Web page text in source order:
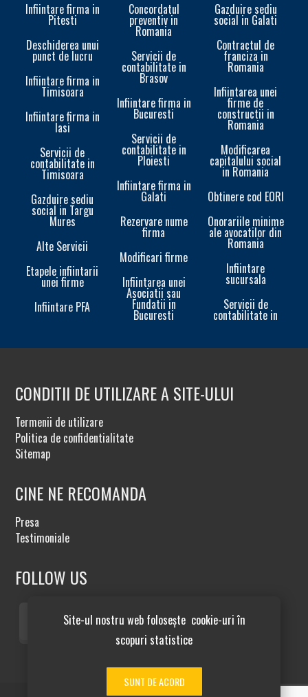
Site-ul nostru web folosește cookie-uri în
scopuri statistice
SUNT DE ACORD
Infiintare firma in
Pitesti
Deschiderea unui
punct de lucru
Infiintare firma in
Timisoara
Infiintare firma in
Iasi
Servicii de
contabilitate in
Timisoara
Gazduire sediu
social in Targu
Mures
Alte Servicii
Etapele infiintarii
unei firme
Infiintare PFA
Concordatul
preventiv in
Romania
Servicii de
contabilitate in
Brasov
Infiintare firma in
Bucuresti
Servicii de
contabilitate in
Ploiesti
Infiintare firma in
Galati
Rezervare nume
firma
Modificari firme
Infiintarea unei
Asociatii sau
Fundatii in
Bucuresti
Gazduire sediu
social in Galati
Contractul de
franciza in
Romania
Infiintarea unei
firme de
constructii in
Romania
Modificarea
capitalului social
in Romania
Obtinere cod EORI
Onorariile minime
ale avocatilor din
Romania
Infiintare
sucursala
Servicii de
contabilitate in
CONDITII DE UTILIZARE A SITE-ULUI
Termenii de utilizare
Politica de confidentialitate
Sitemap
CINE NE RECOMANDA
Presa
Testimoniale
FOLLOW US